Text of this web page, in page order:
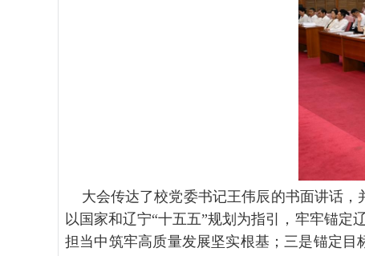
大会传达了校党委书记王伟辰的书面讲话，
以国家和辽宁“十五五”规划为指引，牢牢锚定
担当中筑牢高质量发展坚实根基；三是锚定